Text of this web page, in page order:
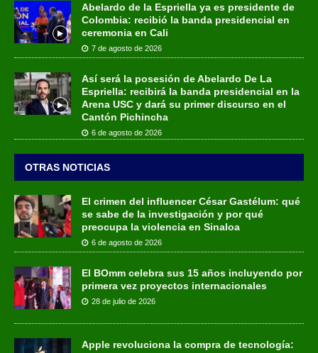
Abelardo de la Espriella ya es presidente de
Colombia: recibió la banda presidencial en
ceremonia en Cali
7 de agosto de 2026
Así será la posesión de Abelardo De La
Espriella: recibirá la banda presidencial en la
Arena USC y dará su primer discurso en el
Cantón Pichincha
6 de agosto de 2026
OTRAS NOTICIAS
El crimen del influencer César Gastélum: qué
se sabe de la investigación y por qué
preocupa la violencia en Sinaloa
6 de agosto de 2026
El BOmm celebra sus 15 años incluyendo por
primera vez proyectos internacionales
28 de julio de 2026
Apple revoluciona la compra de tecnología: